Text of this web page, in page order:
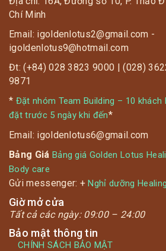
Chí Minh
Email: igoldenlotus2@gmail.com -
igoldenlotus9@hotmail.com
Đt: (+84) 028 3823 9000 | (028)
9871
* Đặt nhóm Team Building – 10 khách
đặt trước 5 ngày khi đến*
Email: igoldenlotus6@gmail.com
Bảng Giá Bảng giá Golden Lotus
Body care
Gửi messenger: +Nghỉ dưỡng
Giờ mở cửa
Tất cả các ngày: 09:00 – 24:00
Bảo mật thông tin
CHÍNH SÁCH BẢO MẬT